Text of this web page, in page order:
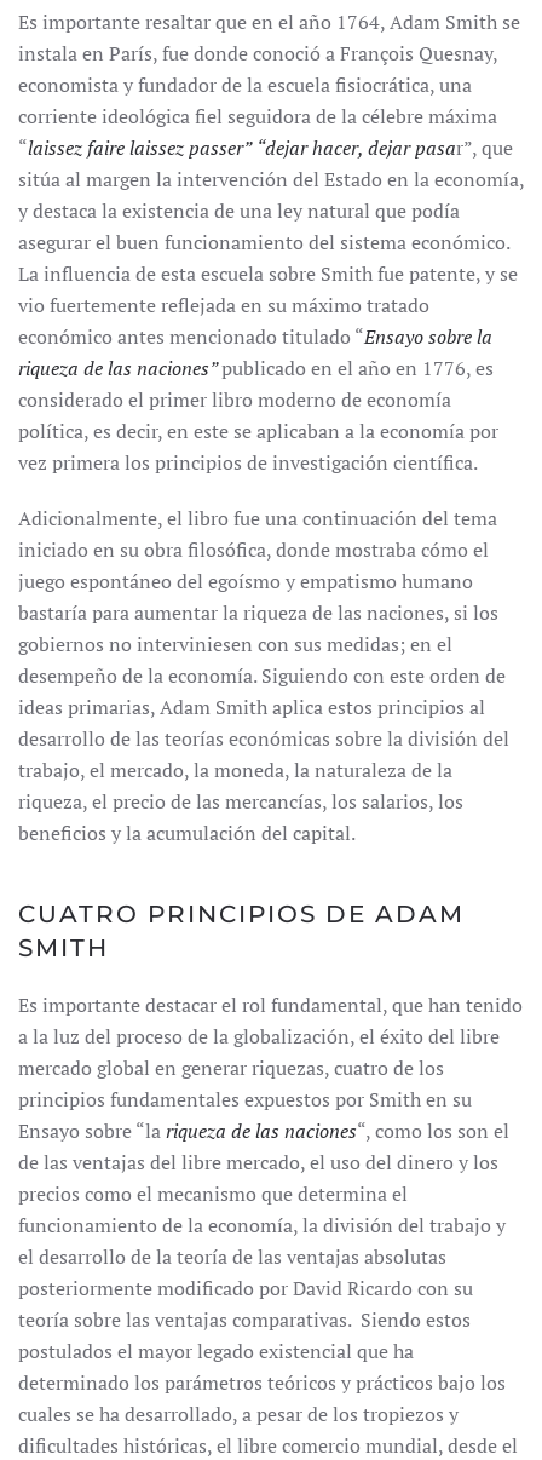
Es importante resaltar que en el año 1764, Adam Smith se
instala en París, fue donde conoció a François Quesnay,
economista y fundador de la escuela fisiocrática, una
corriente ideológica fiel seguidora de la célebre máxima
“laissez faire laissez passer” “dejar hacer, dejar pasar”, que
sitúa al margen la intervención del Estado en la economía,
y destaca la existencia de una ley natural que podía
asegurar el buen funcionamiento del sistema económico.
La influencia de esta escuela sobre Smith fue patente, y se
vio fuertemente reflejada en su máximo tratado
económico antes mencionado titulado “Ensayo sobre la
riqueza de las naciones”publicado en el año en 1776, es
considerado el primer libro moderno de economía
política, es decir, en este se aplicaban a la economía por
vez primera los principios de investigación científica.
Adicionalmente, el libro fue una continuación del tema
iniciado en su obra filosófica, donde mostraba cómo el
juego espontáneo del egoísmo y empatismo humano
bastaría para aumentar la riqueza de las naciones, si los
gobiernos no interviniesen con sus medidas; en el
desempeño de la economía. Siguiendo con este orden de
ideas primarias, Adam Smith aplica estos principios al
desarrollo de las teorías económicas sobre la división del
trabajo, el mercado, la moneda, la naturaleza de la
riqueza, el precio de las mercancías, los salarios, los
beneficios y la acumulación del capital.
CUATRO PRINCIPIOS DE ADAM
SMITH
Es importante destacar el rol fundamental, que han tenido
a la luz del proceso de la globalización, el éxito del libre
mercado global en generar riquezas, cuatro de los
principios fundamentales expuestos por Smith en su
Ensayo sobre “lariqueza de las naciones“, como los son el
de las ventajas del libre mercado, el uso del dinero y los
precios como el mecanismo que determina el
funcionamiento de la economía, la división del trabajo y
el desarrollo de la teoría de las ventajas absolutas
posteriormente modificado por David Ricardo con su
teoría sobre las ventajas comparativas. Siendo estos
postulados el mayor legado existencial que ha
determinado los parámetros teóricos y prácticos bajo los
cuales se ha desarrollado, a pesar de los tropiezos y
dificultades históricas, el libre comercio mundial, desde el